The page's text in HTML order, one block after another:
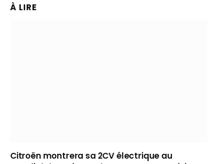
À LIRE
Citroën montrera sa 2CV électrique au